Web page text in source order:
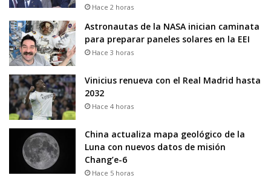
Hace 2 horas
Astronautas de la NASA inician caminata
para preparar paneles solares en la EEI
Hace 3 horas
Vinicius renueva con el Real Madrid hasta
2032
Hace 4 horas
China actualiza mapa geológico de la
Luna con nuevos datos de misión
Chang’e-6
Hace 5 horas